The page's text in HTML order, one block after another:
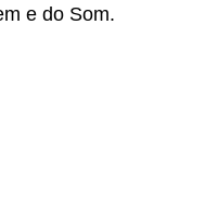
e do Som.